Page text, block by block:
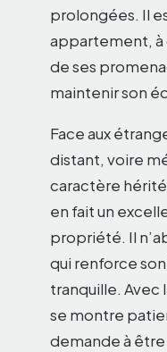
prolongées. Il
appartement,
de ses
maintenir son
Face aux
distant, voire
caractère
en fait un
propriété. Il
qui renforce
tranquille. Avec
se montre
demande à